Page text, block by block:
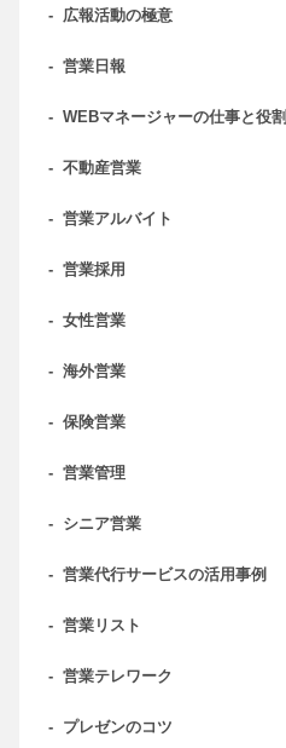
- 広報活動の極意
- 営業日報
- WEBマネージャーの仕事と役割
- 不動産営業
- 営業アルバイト
- 営業採用
- 女性営業
- 海外営業
- 保険営業
- 営業管理
- シニア営業
- 営業代行サービスの活用事例
- 営業リスト
- 営業テレワーク
- プレゼンのコツ